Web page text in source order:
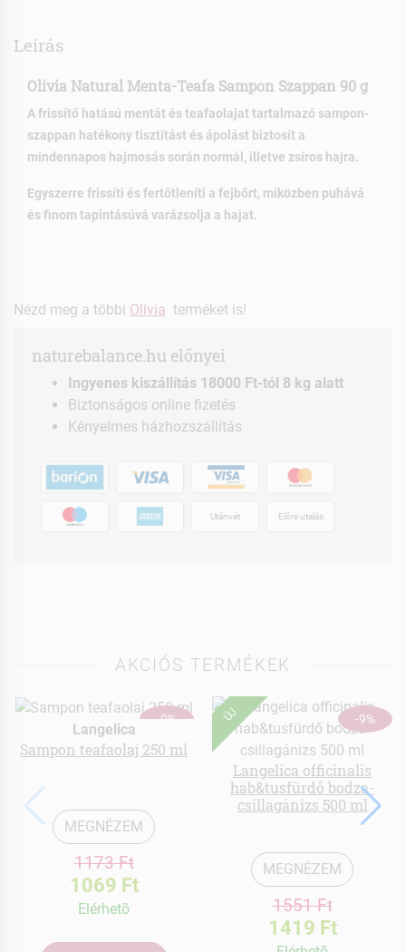
Leírás
Olivia Natural Menta-Teafa Sampon Szappan 90 g
A frissítő hatású mentát és teafaolajat tartalmazó sampon-
szappan hatékony tisztítást és ápolást biztosít a
mindennapos hajmosás során normál, illetve zsíros hajra.
Egyszerre frissíti és fertőtleníti a fejbőrt, miközben puhává
és finom tapintásúvá varázsolja a hajat.
Nézd meg a többi Olivia terméket is!
naturebalance.hu előnyei
Ingyenes kiszállítás 18000 Ft-tól 8 kg alatt
Biztonságos online fizetés
Kényelmes házhozszállítás
Utánvét Előre utalás
AKCIÓS TERMÉKEK
-9%
Langelica
Sampon teafaolaj 250 ml
MEGNÉZEM
1173 Ft
1069 Ft
Elérhetõ
-9%
ÚJ
Langelica officinalis
hab&tusfürdő bodza-
csillagánizs 500 ml
MEGNÉZEM
1551 Ft
1419 Ft